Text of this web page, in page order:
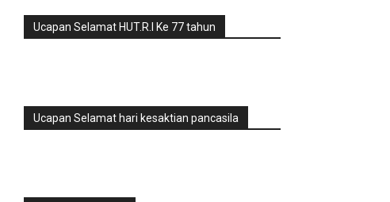
Ucapan Selamat HUT.R.I Ke 77 tahun
Ucapan Selamat hari kesaktian pancasila